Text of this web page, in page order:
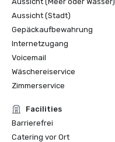
Aussicht (Stadt)
Gepäckaufbewahrung
Internetzugang
Voicemail
Wäschereiservice
Zimmerservice
Facilities
Barrierefrei
Catering vor Ort